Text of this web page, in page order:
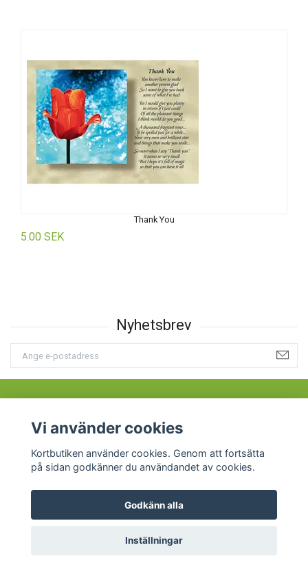
Thank You
5.00 SEK
Vi använder cookies
Kortbutiken använder cookies. Genom att fortsätta
på sidan godkänner du användandet av cookies.
Godkänn alla
Inställningar